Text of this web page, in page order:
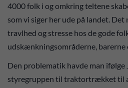
4000 folk i og omkring teltene
som vi siger her ude på landet.
travlhed og stresse hos de gode
udskænkningsområderne, barerne
Den problematik havde man ifølge
styregruppen til traktortrækket til